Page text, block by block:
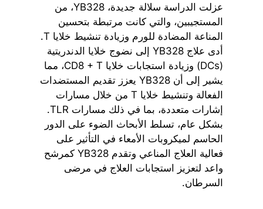
عزلت الدراسة سلالة جديدة، YB328، من
المستجيبين، والتي كانت مرتبطة بتحسين
المناعة المضادة للورم وزيادة تنشيط خلايا T.
أدى علاج YB328 إلى نضوج خلايا الدندريتية
(DCs) وزيادة استجابات خلايا CD8 + T، مما
يشير إلى أن YB328 يعزز تقديم المستضدات
الفعالة وتنشيط خلايا T من خلال مسارات
إشارات متعددة، بما في ذلك مسارات TLR.
بشكل عام، تسلط الأبحاث الضوء على الدور
الحاسم لميكروبات الأمعاء في التأثير على
فعالية العلاج المناعي وتقدم YB328 كمرشح
واعد لتعزيز استجابات العلاج في مرضى
السرطان.